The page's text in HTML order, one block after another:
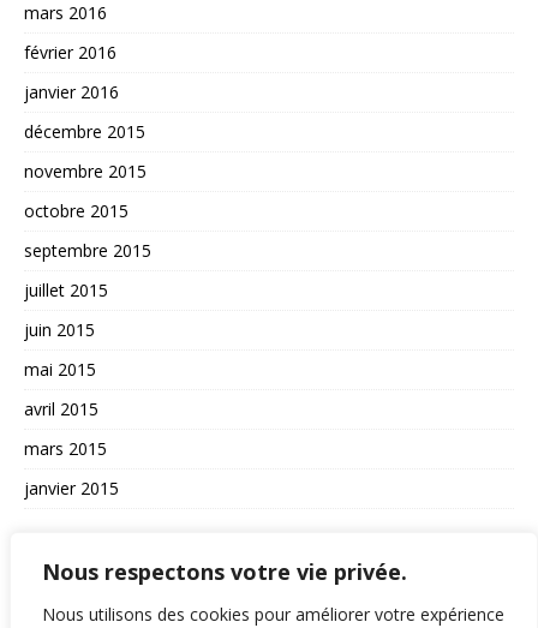
Nous respectons votre vie privée.
Nous utilisons des cookies pour améliorer votre expérience
mars 2016
février 2016
janvier 2016
décembre 2015
novembre 2015
octobre 2015
septembre 2015
juillet 2015
juin 2015
mai 2015
avril 2015
mars 2015
janvier 2015
La vie du site